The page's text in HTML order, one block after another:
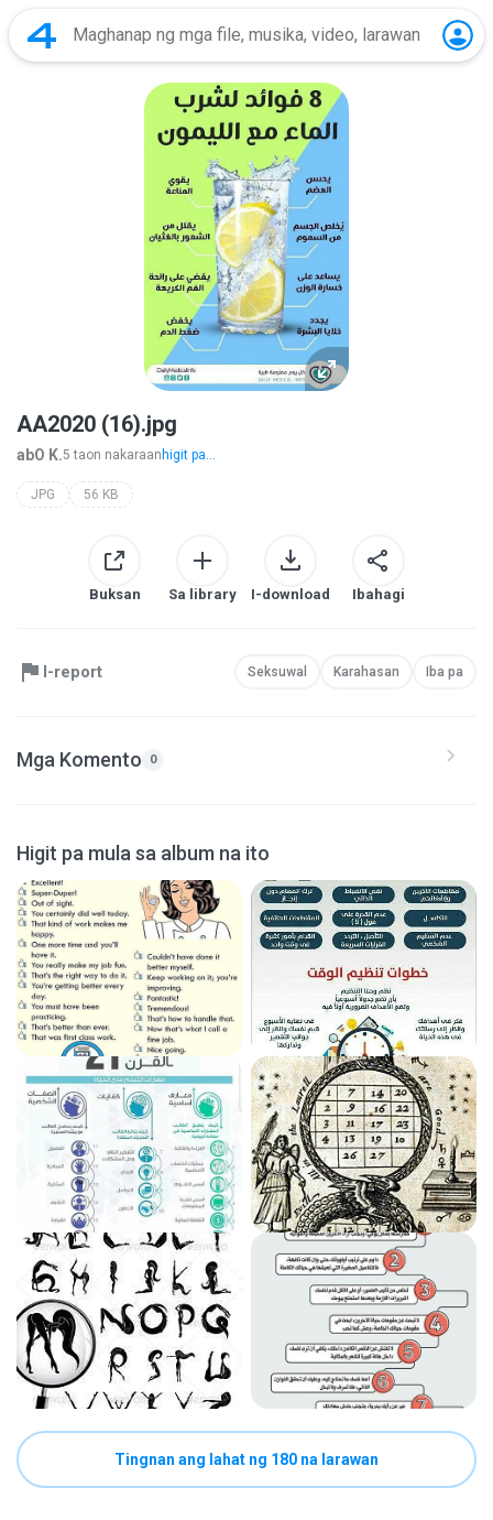
AA2020 (16).jpg
abO K.5 taon nakaraan higit pa...
JPG 56 KB
Buksan Sa library I-download Ibahagi
I-report Seksuwal Karahasan Iba pa
Mga Komento 0
Higit pa mula sa album na ito
Tingnan ang lahat ng 180 na larawan